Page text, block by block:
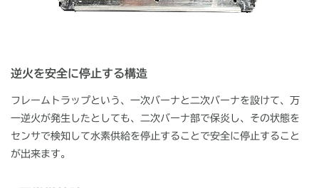
逆火を安全に停止する構造
フレームトラップという、一次バーナと二次バーナを設けて、万
一逆火が発生したとしても、二次バーナ部で保炎し、その状態を
センサで検知して水素供給を停止することで安全に停止すること
が出来ます。